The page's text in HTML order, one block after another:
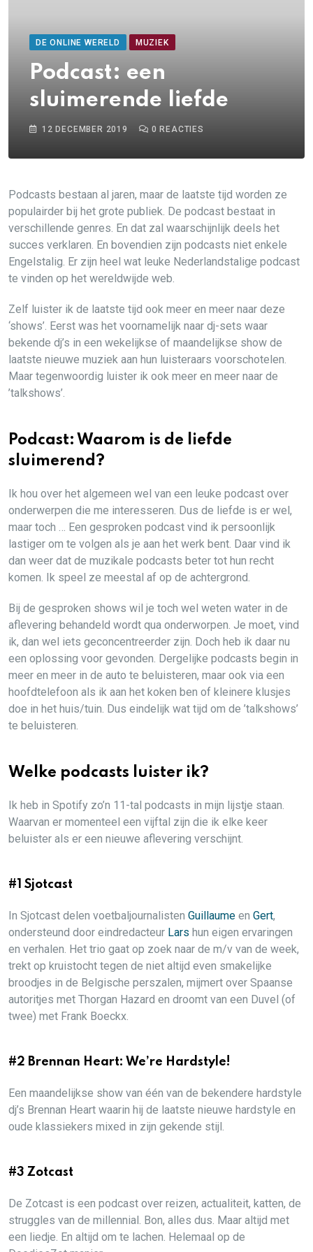
DE ONLINE WERELD MUZIEK
Podcast: een
sluimerende liefde
12 DECEMBER 2019 0 REACTIES
Podcasts bestaan al jaren, maar de laatste tijd worden ze
populairder bij het grote publiek. De podcast bestaat in
verschillende genres. En dat zal waarschijnlijk deels het
succes verklaren. En bovendien zijn podcasts niet enkele
Engelstalig. Er zijn heel wat leuke Nederlandstalige podcast
te vinden op het wereldwijde web.
Zelf luister ik de laatste tijd ook meer en meer naar deze
‘shows’. Eerst was het voornamelijk naar dj-sets waar
bekende dj’s in een wekelijkse of maandelijkse show de
laatste nieuwe muziek aan hun luisteraars voorschotelen.
Maar tegenwoordig luister ik ook meer en meer naar de
’talkshows’.
Podcast: Waarom is de liefde
sluimerend?
Ik hou over het algemeen wel van een leuke podcast over
onderwerpen die me interesseren. Dus de liefde is er wel,
maar toch … Een gesproken podcast vind ik persoonlijk
lastiger om te volgen als je aan het werk bent. Daar vind ik
dan weer dat de muzikale podcasts beter tot hun recht
komen. Ik speel ze meestal af op de achtergrond.
Bij de gesproken shows wil je toch wel weten water in de
aflevering behandeld wordt qua onderworpen. Je moet, vind
ik, dan wel iets geconcentreerder zijn. Doch heb ik daar nu
een oplossing voor gevonden. Dergelijke podcasts begin in
meer en meer in de auto te beluisteren, maar ook via een
hoofdtelefoon als ik aan het koken ben of kleinere klusjes
doe in het huis/tuin. Dus eindelijk wat tijd om de ’talkshows’
te beluisteren.
Welke podcasts luister ik?
Ik heb in Spotify zo’n 11-tal podcasts in mijn lijstje staan.
Waarvan er momenteel een vijftal zijn die ik elke keer
beluister als er een nieuwe aflevering verschijnt.
#1 Sjotcast
In Sjotcast delen voetbaljournalisten Guillaume en Gert,
ondersteund door eindredacteur Lars hun eigen ervaringen
en verhalen. Het trio gaat op zoek naar de m/v van de week,
trekt op kruistocht tegen de niet altijd even smakelijke
broodjes in de Belgische perszalen, mijmert over Spaanse
autoritjes met Thorgan Hazard en droomt van een Duvel (of
twee) met Frank Boeckx.
#2 Brennan Heart: We’re Hardstyle!
Een maandelijkse show van één van de bekendere hardstyle
dj’s Brennan Heart waarin hij de laatste nieuwe hardstyle en
oude klassiekers mixed in zijn gekende stijl.
#3 Zotcast
De Zotcast is een podcast over reizen, actualiteit, katten, de
struggles van de millennial. Bon, alles dus. Maar altijd met
een liedje. En altijd om te lachen. Helemaal op de